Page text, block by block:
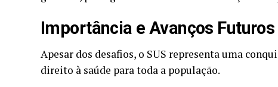
Importância e Avanços Futuros
Apesar dos desafios, o SUS representa uma
direito à saúde para toda a população.